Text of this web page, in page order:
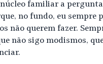
familiar a
no fundo, eu sempre
não querem fazer.
não sigo modismos,